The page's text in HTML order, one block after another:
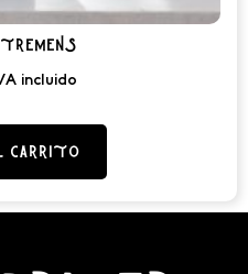
incluido
carrito